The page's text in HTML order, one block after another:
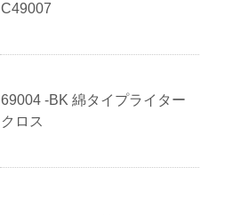
C49007
69004 -BK 綿タイプライター
クロス